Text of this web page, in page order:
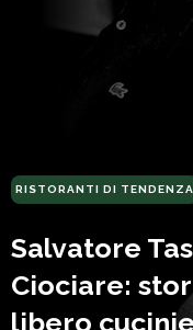
RISTORANTI DI TENDENZA
Salvatore
Ciociare:
libero